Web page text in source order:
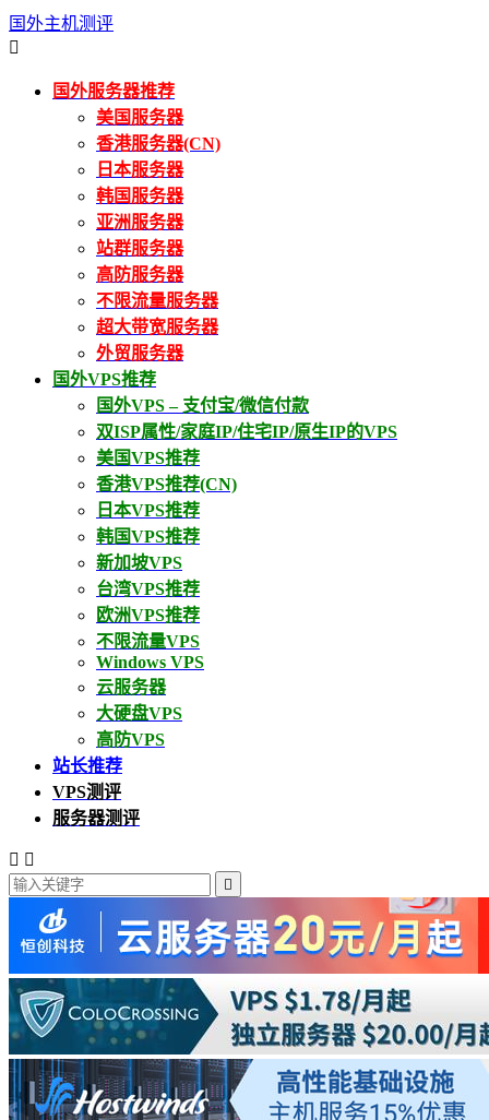
国外主机测评

国外服务器推荐
美国服务器
香港服务器(CN)
日本服务器
韩国服务器
亚洲服务器
站群服务器
高防服务器
不限流量服务器
超大带宽服务器
外贸服务器
国外VPS推荐
国外VPS – 支付宝/微信付款
双ISP属性/家庭IP/住宅IP/原生IP的VPS
美国VPS推荐
香港VPS推荐(CN)
日本VPS推荐
韩国VPS推荐
新加坡VPS
台湾VPS推荐
欧洲VPS推荐
不限流量VPS
Windows VPS
云服务器
大硬盘VPS
高防VPS
站长推荐
VPS测评
服务器测评
 
